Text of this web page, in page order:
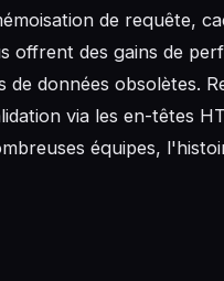
de requête,
des gains de
données obsolètes.
via les en-têtes
équipes,